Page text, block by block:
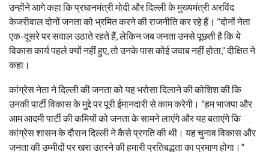
उन्होंने आगे कहा कि प्रधानमंत्री मोदी और दिल्ली के मुख्यमंत्री अरविंद
केजरीवाल दोनों जनता को भ्रमित करने की राजनीति कर रहे हैं। “दोनों नेता
एक-दूसरे पर सवाल उठाते रहते हैं, लेकिन जब जनता उनसे पूछती है कि ये
विकास कार्य पहले क्यों नहीं हुए, तो उनके पास कोई जवाब नहीं होता,” दीक्षित ने
कहा।
कांग्रेस नेता ने दिल्ली की जनता को यह भरोसा दिलाने की कोशिश की कि
उनकी पार्टी विकास के मुद्दे पर पूरी ईमानदारी से काम करेगी। “हम भाजपा और
आम आदमी पार्टी की कमियों को जनता के सामने लाएंगे और यह बताएंगे कि
कांग्रेस शासन के दौरान दिल्ली ने कैसे प्रगति की थी। यह चुनाव विकास और
जनता की उम्मीदों पर खरा उतरने की हमारी प्रतिबद्धता का प्रमाण होगा।”